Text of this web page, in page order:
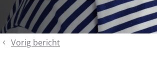
Vorig bericht
Podcast: